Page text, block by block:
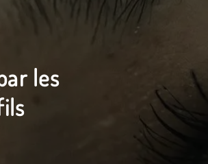
les